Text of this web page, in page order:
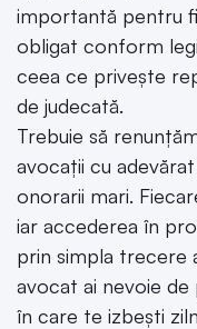
importantă pentru
obligat conform
ceea ce privește
de judecată.
Trebuie să
avocații cu
onorarii mari.
iar accederea în
prin simpla trecere
avocat ai nevoie
în care te izbești